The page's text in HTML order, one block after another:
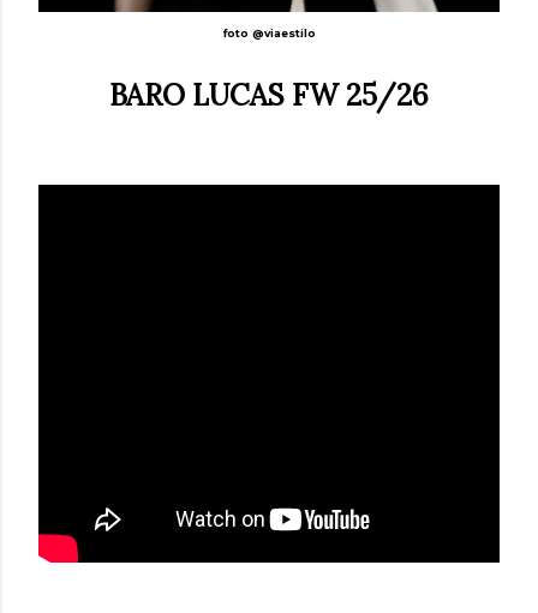
foto @viaestilo
BARO LUCAS FW 25/26